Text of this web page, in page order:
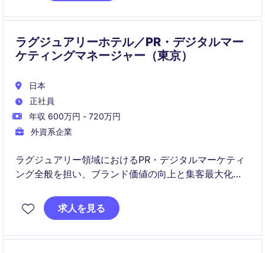
ラグジュアリーホテル／PR・デジタルマー
ケティングマネージャー（東京）
日本
正社員
年収 600万円 - 720万円
外資系企業
ラグジュアリー領域におけるPR・デジタルマーケティ
ング全般を担い、ブランド価値の向上と集客最大化を
国内外メディア対応からデジタル施策、グローバルと
求人を見る